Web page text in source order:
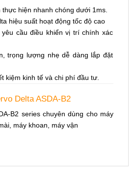
hiện nhanh chóng dưới 1ms.
hiệu suất hoạt động tốc độ cao
cầu điều khiển vị trí chính xác
trọng lượng nhẹ dễ dàng lắp đặt
kiệm kinh tế và chi phí đầu tư.
Delta ASDA-B2
B2 series chuyên dùng cho máy
máy khoan, máy vận